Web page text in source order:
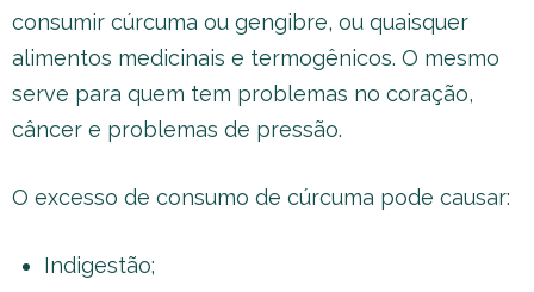
consumir cúrcuma ou gengibre, ou quaisquer
alimentos medicinais e termogênicos. O mesmo
serve para quem tem problemas no coração,
câncer e problemas de pressão.
O excesso de consumo de cúrcuma pode causar:
Indigestão;